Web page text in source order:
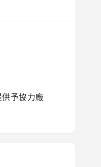
予協力廠